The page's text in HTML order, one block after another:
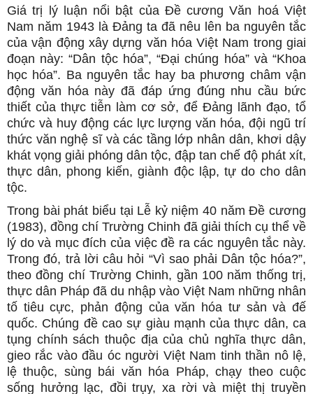
Giá trị lý luận nổi bật của Đề cương Văn hoá Việt
Nam năm 1943 là Đảng ta đã nêu lên ba nguyên tắc
của vận động xây dựng văn hóa Việt Nam trong giai
đoạn này: “Dân tộc hóa”, “Đại chúng hóa” và “Khoa
học hóa”. Ba nguyên tắc hay ba phương châm vận
động văn hóa này đã đáp ứng đúng nhu cầu bức
thiết của thực tiễn làm cơ sở, để Đảng lãnh đạo, tổ
chức và huy động các lực lượng văn hóa, đội ngũ trí
thức văn nghệ sĩ và các tầng lớp nhân dân, khơi dậy
khát vọng giải phóng dân tộc, đập tan chế độ phát xít,
thực dân, phong kiến, giành độc lập, tự do cho dân
tộc.
Trong bài phát biểu tại Lễ kỷ niệm 40 năm Đề cương
(1983), đồng chí Trường Chinh đã giải thích cụ thể về
lý do và mục đích của việc đề ra các nguyên tắc này.
Trong đó, trả lời câu hỏi “Vì sao phải Dân tộc hóa?”,
theo đồng chí Trường Chinh, gần 100 năm thống trị,
thực dân Pháp đã du nhập vào Việt Nam những nhân
tố tiêu cực, phản động của văn hóa tư sản và đế
quốc. Chúng đề cao sự giàu mạnh của thực dân, ca
tụng chính sách thuộc địa của chủ nghĩa thực dân,
gieo rắc vào đầu óc người Việt Nam tinh thần nô lệ,
lệ thuộc, sùng bái văn hóa Pháp, chạy theo cuộc
sống hưởng lạc, đồi trụy, xa rời và miệt thị truyền